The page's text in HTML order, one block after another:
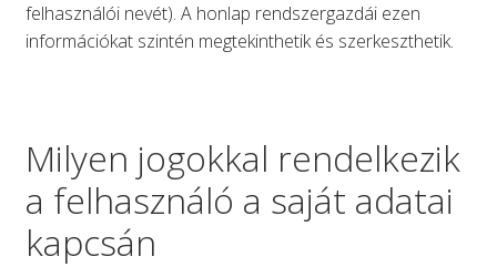
felhasználói nevét). A honlap rendszergazdái ezen
információkat szintén megtekinthetik és szerkeszthetik.
Milyen jogokkal rendelkezik
a felhasználó a saját adatai
kapcsán